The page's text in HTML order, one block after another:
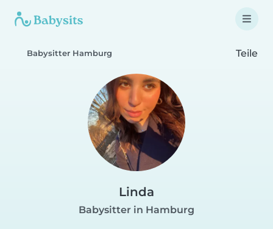
Babysitter Hamburg Teile
Linda
Babysitter in Hamburg